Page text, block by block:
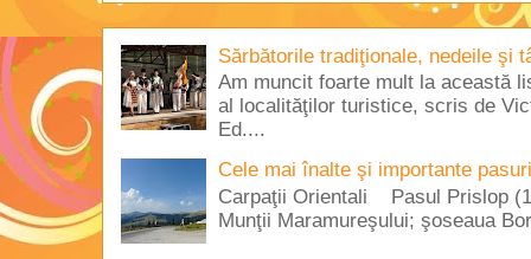
Sărbătorile tradiţionale, nedeile şi
Am muncit foarte mult la această
al localităţilor turistice, scris de
Ed....
Cele mai înalte şi importante
Carpaţii Orientali Pasul Prislop
Munţii Maramureşului; şoseaua